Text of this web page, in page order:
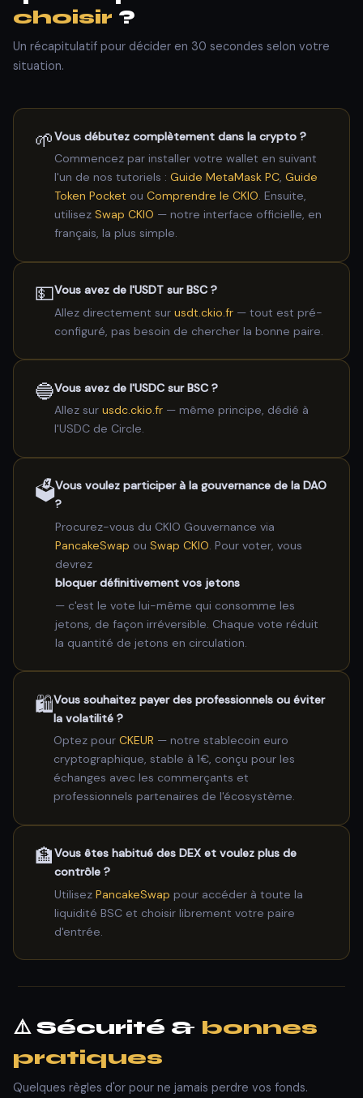
choisir ?
Un récapitulatif pour décider en 30 secondes selon votre
situation.
🌱Vous débutez complètement dans la crypto ?
Commencez par installer votre wallet en suivant
l'un de nos tutoriels : Guide MetaMask PC, Guide
Token Pocket ou Comprendre le CKIO. Ensuite,
utilisez Swap CKIO — notre interface officielle, en
français, la plus simple.
💵Vous avez de l'USDT sur BSC ?
Allez directement sur usdt.ckio.fr— tout est pré-
configuré, pas besoin de chercher la bonne paire.
🔵Vous avez de l'USDC sur BSC ?
Allez sur usdc.ckio.fr— même principe, dédié à
l'USDC de Circle.
🗳️Vous voulez participer à la gouvernance de la DAO
?
Procurez-vous du CKIO Gouvernance via
PancakeSwap ou Swap CKIO. Pour voter, vous
devrez
bloquer définitivement vos jetons
— c'est le vote lui-même qui consomme les
jetons, de façon irréversible. Chaque vote réduit
la quantité de jetons en circulation.
🛍️Vous souhaitez payer des professionnels ou éviter
la volatilité ?
Optez pour CKEUR — notre stablecoin euro
cryptographique, stable à 1€, conçu pour les
échanges avec les commerçants et
professionnels partenaires de l'écosystème.
🏦Vous êtes habitué des DEX et voulez plus de
contrôle ?
Utilisez PancakeSwap pour accéder à toute la
liquidité BSC et choisir librement votre paire
d'entrée.
⚠️ Sécurité & bonnes
pratiques
Quelques règles d'or pour ne jamais perdre vos fonds.